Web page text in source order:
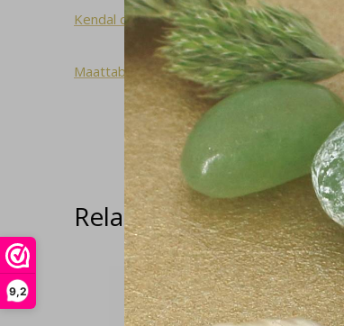
9,2
Kendal collectie
Maattabel
Related articles